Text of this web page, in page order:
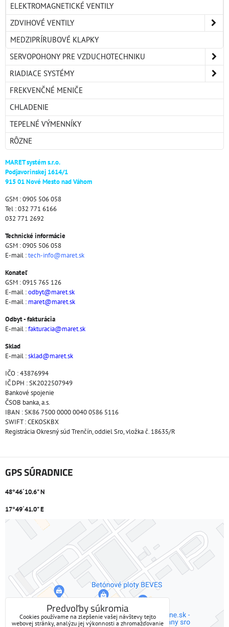
ELEKTROMAGNETICKÉ VENTILY
ZDVIHOVÉ VENTILY
MEDZIPRÍRUBOVÉ KLAPKY
SERVOPOHONY PRE VZDUCHOTECHNIKU
RIADIACE SYSTÉMY
FREKVENČNÉ MENIČE
CHLADENIE
TEPELNÉ VÝMENNÍKY
RÔZNE
MARET systém s.r.o.
Podjavorinskej 1614/1
915 01 Nové Mesto nad Váhom
GSM : 0905 506 058
Tel : 032 771 6166
032 771 2692
Technické informácie
GSM : 0905 506 058
E-mail :tech-info@maret.sk
Konateľ
GSM : 0915 765 126
E-mail :odbyt@maret.sk
E-mail : maret@maret.sk
Odbyt - fakturácia
E-mail :fakturacia@maret.sk
Sklad
E-mail :sklad@maret.sk
IČO : 43876994
IČ DPH : SK2022507949
Bankové spojenie
ČSOB banka, a.s.
IBAN : SK86 7500 0000 0040 0586 5116
SWIFT : CEKOSKBX
Registrácia Okresný súd Trenčín, oddiel Sro, vložka č. 18635/R
GPS SÚRADNICE
48°46´10.6" N
17°49´41.0" E
Externý obsah je blokovaný Voľbami súkromia
Prajete si načítať externý obsah?
Povoliť tentokrát
Povoliť a zapamätať - súhlas s druhom cookie: Funkčné
Predvoľby súkromia
Cookies používame na zlepšenie vašej návštevy tejto
webovej stránky, analýzu jej výkonnosti a zhromažďovanie